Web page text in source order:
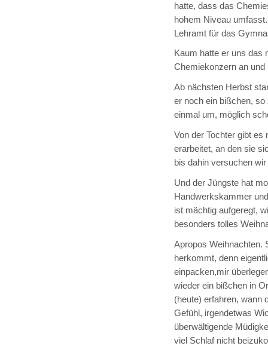
hatte, dass das
hohem Niveau
Lehramt für das
Kaum hatte er uns das
Chemiekonzern an und
Ab nächsten Herbst
er noch ein bißchen,
einmal um, möglich
Von der Tochter gibt es
erarbeitet, an den sie
bis dahin versuchen
Und der Jüngste hat
Handwerkskammer
ist mächtig aufgeregt,
besonders tolles
Apropos Weihnachten.
herkommt, denn
einpacken,mir
wieder ein bißchen in
(heute) erfahren, wann
Gefühl, irgendetwas
überwältigende
viel Schlaf nicht